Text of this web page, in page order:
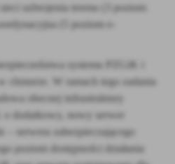
uzbrojenia terenu (3 poziom
(5 poziom e-
systemu PZGiK i
chmurze. W ramach tego zadania
obecnej infrastruktury
dodatkowy, nowy serwer
– serwera zabezpieczającego
poziom dostępności działania